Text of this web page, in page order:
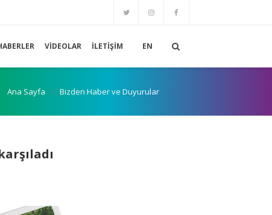
VIDEOLAR İLETIŞIM EN
Ana Sayfa Bizden Haber ve Duyurular